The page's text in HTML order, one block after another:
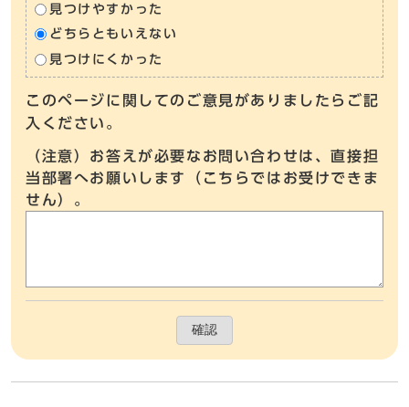
見つけやすかった
どちらともいえない
見つけにくかった
このページに関してのご意見がありましたらご記
入ください。
（注意）お答えが必要なお問い合わせは、直接担
当部署へお願いします（こちらではお受けできま
せん）。
確認